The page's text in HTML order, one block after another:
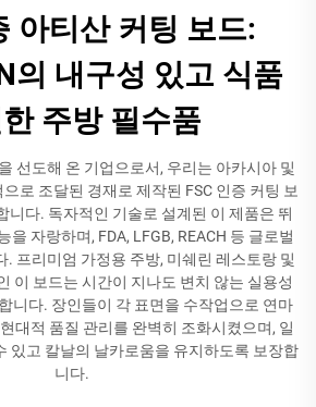
아티산 커팅 보드:
의 내구성 있고 식품
주방 필수품
선도해 온 기업으로서, 우리는 아카시아 및
로 조달된 경재로 제작된 FSC 인증 커팅 보
니다. 독자적인 기술로 설계된 이 제품은 뛰
을 자랑하며, FDA, LFGB, REACH 등 글로벌
. 프리미엄 가정용 주방, 미쉐린 레스토랑 및
이 보드는 시간이 지나도 변치 않는 실용성
니다. 장인들이 각 표면을 수작업으로 연마
대적 품질 관리를 완벽히 조화시켰으며, 일
있고 칼날의 날카로움을 유지하도록 보장합
니다.